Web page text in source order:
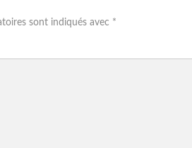
sont indiqués avec *